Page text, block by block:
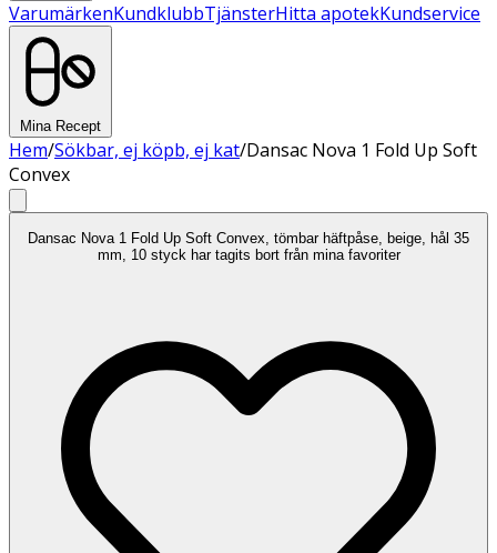
VarumärkenKundklubbTjänsterHitta apotekKundservice
Mina Recept
Hem/Sökbar, ej köpb, ej kat/Dansac Nova 1 Fold Up Soft
Convex
Dansac Nova 1 Fold Up Soft Convex, tömbar häftpåse, beige, hål 35
mm, 10 styck har tagits bort från mina favoriter